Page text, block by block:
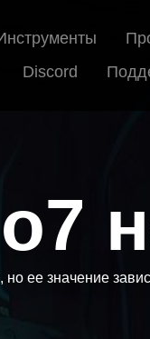
Discord
ее значение